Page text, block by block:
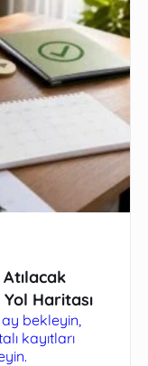
Haritası
bekleyin,
kayıtları